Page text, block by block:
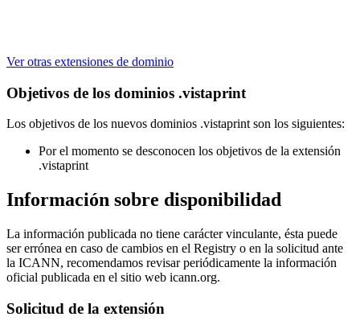
Ver otras extensiones de dominio
Objetivos de los dominios .vistaprint
Los objetivos de los nuevos dominios .vistaprint son los siguientes:
Por el momento se desconocen los objetivos de la extensión
.vistaprint
Información sobre disponibilidad
La información publicada no tiene carácter vinculante, ésta puede
ser errónea en caso de cambios en el Registry o en la solicitud ante
la ICANN, recomendamos revisar periódicamente la información
oficial publicada en el sitio web icann.org.
Solicitud de la extensión